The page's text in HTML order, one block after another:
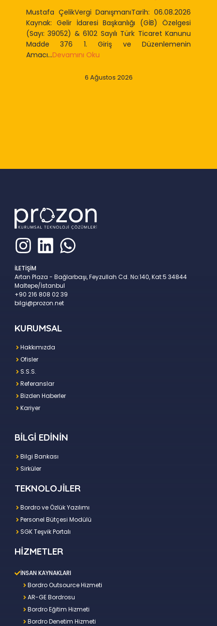
Mustafa ÇelikVergi DanışmanıTarih: 06.08.2026
Kaynak: Gelir İdaresi Başkanlığı (GİB) Özelgesi
(Sayı: 39052) & 6102 Sayılı Türk Ticaret Kanunu
Madde 376 1. Giriş ve Düzenlemenin
Amacı...Devamını Oku
6 Ağustos 2026
İLETİŞİM
Artan Plaza - Bağlarbaşı, Feyzullah Cd. No:140, Kat:5 34844
Maltepe/İstanbul
+90 216 808 02 39
bilgi@prozon.net
KURUMSAL
Hakkımızda
Ofisler
S.S.S.
Referanslar
Bizden Haberler
Kariyer
BİLGİ EDİNİN
Bilgi Bankası
Sirküler
TEKNOLOJİLER
Bordro ve Özlük Yazılımı
Personel Bütçesi Modülü
SGK Teşvik Portalı
HİZMETLER
İNSAN KAYNAKLARI
Bordro Outsource Hizmeti
AR-GE Bordrosu
Bordro Eğitim Hizmeti
Bordro Denetim Hizmeti